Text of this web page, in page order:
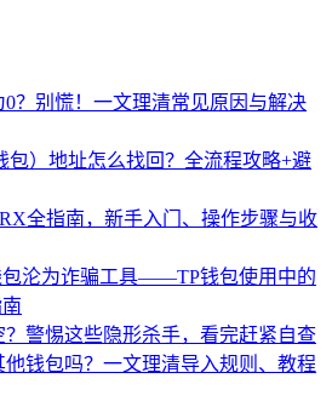
？别慌！一文理清常见原因与解决
包）地址怎么找回？全流程攻略+避
全指南，新手入门、操作步骤与收
包沦为诈骗工具——TP钱包使用中的
？警惕这些隐形杀手，看完赶紧自查
钱包吗？一文理清导入规则、教程